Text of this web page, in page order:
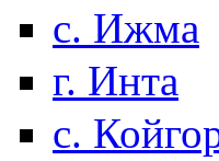
с. Ижма
г. Инта
с.